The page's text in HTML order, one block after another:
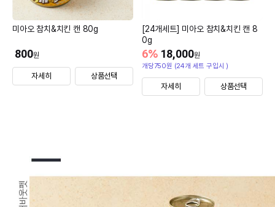
미아오 참치&치킨 캔 80g
800원
자세히 상품선택
[24개세트] 미아오 참치&치킨 캔 8
0g
18,000원
6%
개당750원 (24개 세트 구입시 )
자세히 상품선택